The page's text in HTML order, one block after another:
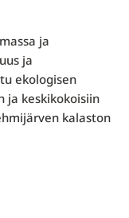
ja
ja
ekologisen
ja keskikokoisiin
kalaston